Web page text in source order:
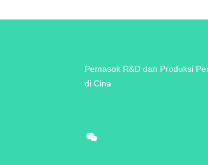
Pemasok R&D dan Produksi
di Cina